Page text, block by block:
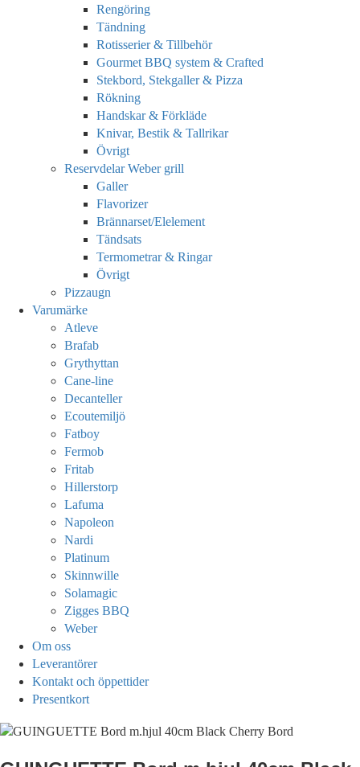
Rengöring
Tändning
Rotisserier & Tillbehör
Gourmet BBQ system & Crafted
Stekbord, Stekgaller & Pizza
Rökning
Handskar & Förkläde
Knivar, Bestik & Tallrikar
Övrigt
Reservdelar Weber grill
Galler
Flavorizer
Brännarset/Elelement
Tändsats
Termometrar & Ringar
Övrigt
Pizzaugn
Varumärke
Atleve
Brafab
Grythyttan
Cane-line
Decanteller
Ecoutemiljö
Fatboy
Fermob
Fritab
Hillerstorp
Lafuma
Napoleon
Nardi
Platinum
Skinnwille
Solamagic
Zigges BBQ
Weber
Om oss
Leverantörer
Kontakt och öppettider
Presentkort